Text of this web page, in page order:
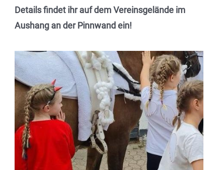
Fahren
Der Verein
Details findet ihr auf dem Vereinsgelände im
Aushang an der Pinnwand ein!